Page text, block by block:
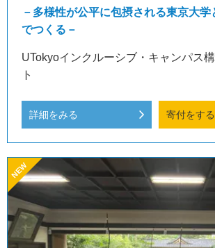
－多様性が公平に包摂される東京大
でつくる－
UTokyoインクルーシブ・キャンパス
ト
詳細をみる 寄付をする